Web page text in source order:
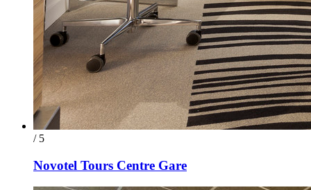
/ 5
Novotel Tours Centre Gare